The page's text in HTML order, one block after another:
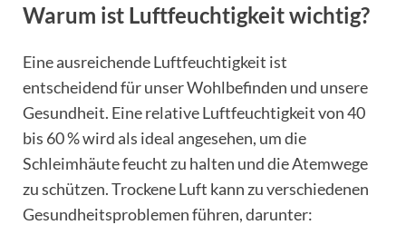
Warum ist Luftfeuchtigkeit wichtig?
Eine ausreichende Luftfeuchtigkeit ist
entscheidend für unser Wohlbefinden und unsere
Gesundheit. Eine relative Luftfeuchtigkeit von 40
bis 60 % wird als ideal angesehen, um die
Schleimhäute feucht zu halten und die Atemwege
zu schützen. Trockene Luft kann zu verschiedenen
Gesundheitsproblemen führen, darunter: